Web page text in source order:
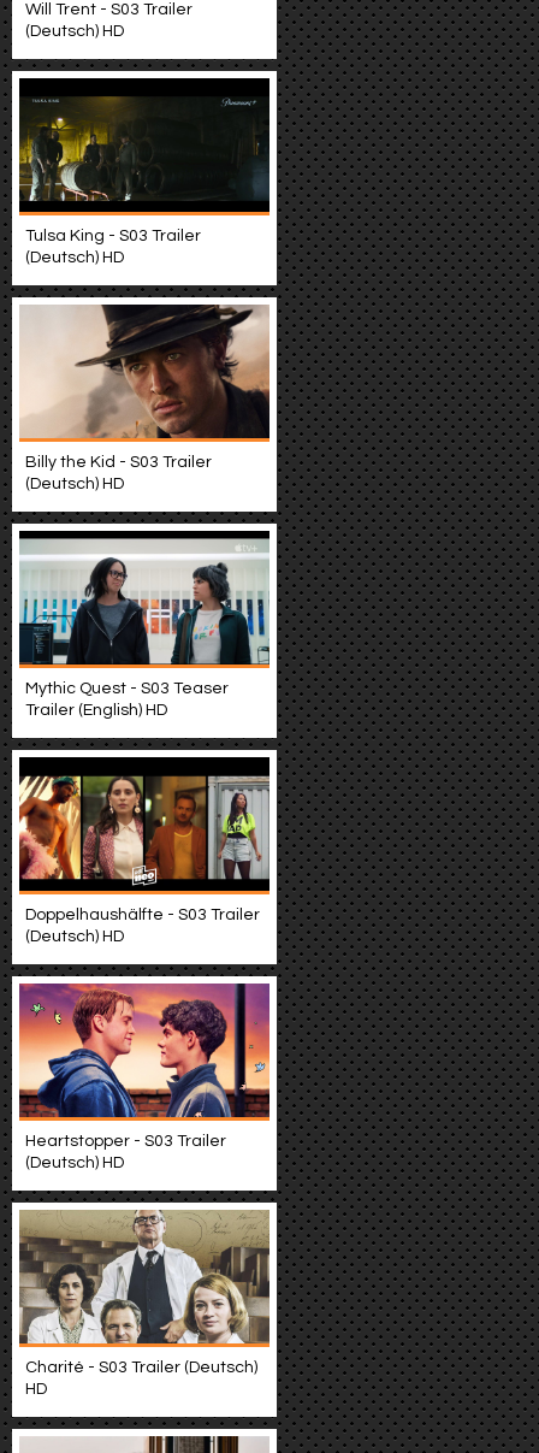
Will Trent - S03 Trailer
(Deutsch) HD
Tulsa King - S03 Trailer
(Deutsch) HD
Billy the Kid - S03 Trailer
(Deutsch) HD
Mythic Quest - S03 Teaser
Trailer (English) HD
Doppelhaushälfte - S03 Trailer
(Deutsch) HD
Heartstopper - S03 Trailer
(Deutsch) HD
Charité - S03 Trailer (Deutsch)
HD